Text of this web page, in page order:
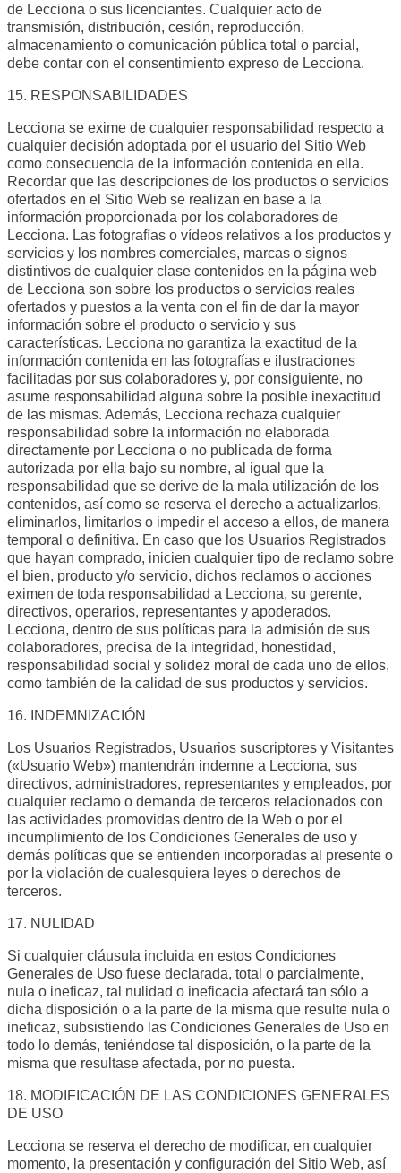
de Lecciona o sus licenciantes. Cualquier acto de
transmisión, distribución, cesión, reproducción,
almacenamiento o comunicación pública total o parcial,
debe contar con el consentimiento expreso de Lecciona.
15. RESPONSABILIDADES
Lecciona se exime de cualquier responsabilidad respecto a
cualquier decisión adoptada por el usuario del Sitio Web
como consecuencia de la información contenida en ella.
Recordar que las descripciones de los productos o servicios
ofertados en el Sitio Web se realizan en base a la
información proporcionada por los colaboradores de
Lecciona. Las fotografías o vídeos relativos a los productos y
servicios y los nombres comerciales, marcas o signos
distintivos de cualquier clase contenidos en la página web
de Lecciona son sobre los productos o servicios reales
ofertados y puestos a la venta con el fin de dar la mayor
información sobre el producto o servicio y sus
características. Lecciona no garantiza la exactitud de la
información contenida en las fotografías e ilustraciones
facilitadas por sus colaboradores y, por consiguiente, no
asume responsabilidad alguna sobre la posible inexactitud
de las mismas. Además, Lecciona rechaza cualquier
responsabilidad sobre la información no elaborada
directamente por Lecciona o no publicada de forma
autorizada por ella bajo su nombre, al igual que la
responsabilidad que se derive de la mala utilización de los
contenidos, así como se reserva el derecho a actualizarlos,
eliminarlos, limitarlos o impedir el acceso a ellos, de manera
temporal o definitiva. En caso que los Usuarios Registrados
que hayan comprado, inicien cualquier tipo de reclamo sobre
el bien, producto y/o servicio, dichos reclamos o acciones
eximen de toda responsabilidad a Lecciona, su gerente,
directivos, operarios, representantes y apoderados.
Lecciona, dentro de sus políticas para la admisión de sus
colaboradores, precisa de la integridad, honestidad,
responsabilidad social y solidez moral de cada uno de ellos,
como también de la calidad de sus productos y servicios.
16. INDEMNIZACIÓN
Los Usuarios Registrados, Usuarios suscriptores y Visitantes
(«Usuario Web») mantendrán indemne a Lecciona, sus
directivos, administradores, representantes y empleados, por
cualquier reclamo o demanda de terceros relacionados con
las actividades promovidas dentro de la Web o por el
incumplimiento de los Condiciones Generales de uso y
demás políticas que se entienden incorporadas al presente o
por la violación de cualesquiera leyes o derechos de
terceros.
17. NULIDAD
Si cualquier cláusula incluida en estos Condiciones
Generales de Uso fuese declarada, total o parcialmente,
nula o ineficaz, tal nulidad o ineficacia afectará tan sólo a
dicha disposición o a la parte de la misma que resulte nula o
ineficaz, subsistiendo las Condiciones Generales de Uso en
todo lo demás, teniéndose tal disposición, o la parte de la
misma que resultase afectada, por no puesta.
18. MODIFICACIÓN DE LAS CONDICIONES GENERALES
DE USO
Lecciona se reserva el derecho de modificar, en cualquier
momento, la presentación y configuración del Sitio Web, así